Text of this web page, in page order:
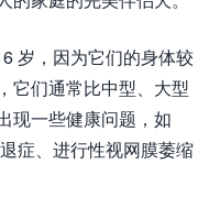
岁，因为它们的身体较
它们通常比中型、大型
现一些健康问题，如
症、进行性视网膜萎缩